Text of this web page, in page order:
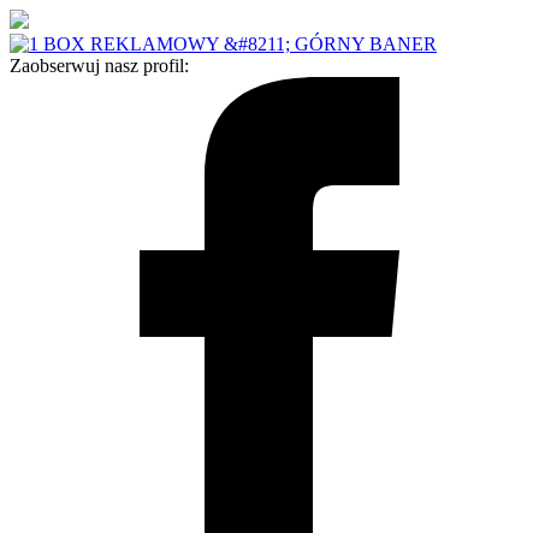
Zaobserwuj nasz profil: